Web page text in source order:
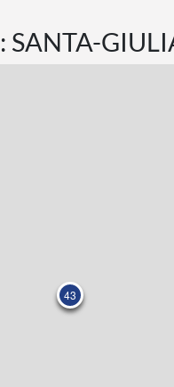
SANTA-
43